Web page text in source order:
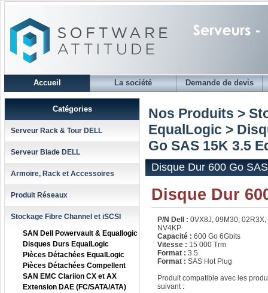
Accueil La société Demande de devis
Catégories
Serveur Rack & Tour DELL
Serveur Blade DELL
Armoire, Rack et Accessoires
Produit Réseaux
Stockage Fibre Channel et iSCSI
SAN Dell Powervault & Equallogic
Disques Durs EqualLogic
Pièces Détachées EqualLogic
Pièces Détachées Compellent
SAN EMC Clariion CX et AX
Extension DAE (FC/SATA/ATA)
Nos Produits >
EqualLogic >
Go SAS 15K 3.5
Disque Dur 600 Go
Disque Dur
P/N Dell : 0VX8J, 09M30,
NV4KP
Capacité : 600 Go 6Gbits
Vitesse : 15 000 Trm
Format : 3.5
Format : SAS Hot Plug
Produit compatible avec les
suivant :